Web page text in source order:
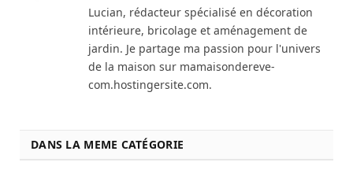
Lucian, rédacteur spécialisé en décoration
intérieure, bricolage et aménagement de
jardin. Je partage ma passion pour l'univers
de la maison sur mamaisondereve-
com.hostingersite.com.
DANS LA MEME CATÉGORIE